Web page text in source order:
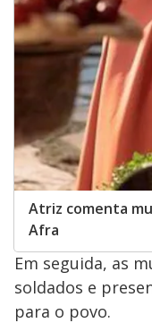
Atriz comenta
Afra
Em seguida, as
soldados e
para o povo.